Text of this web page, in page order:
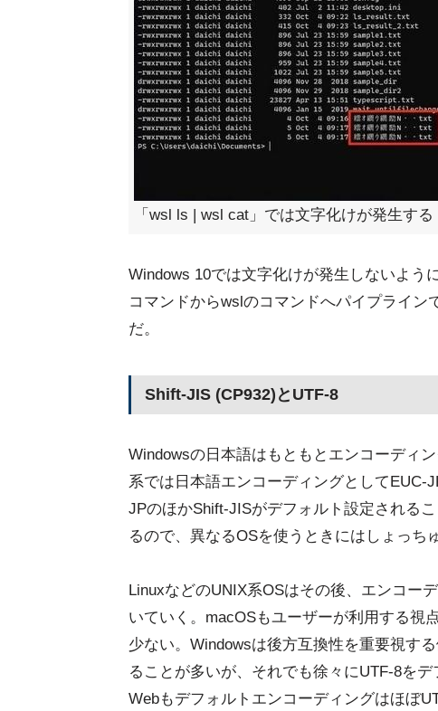
「wsl ls | wsl cat」では文字化けが発生する
Windows 10では文字化けが発生しないよう
コマンドからwslのコマンドへパイプライン
だ。
Shift-JIS (CP932)とUTF-8
Windowsの日本語はもともとエンコーディ
系では日本語エンコーディングとしてEUC-
JPのほかShift-JISがデフォルト設定される
るので、異なるOSを使うときにはしょっち
LinuxなどのUNIX系OSはその後、エンコー
いていく。macOSもユーザーが利用する視
少ない。Windowsは後方互換性を重要視す
ることが多いが、それでも徐々にUTF-8を
Webもデフォルトエンコーディングはほぼ